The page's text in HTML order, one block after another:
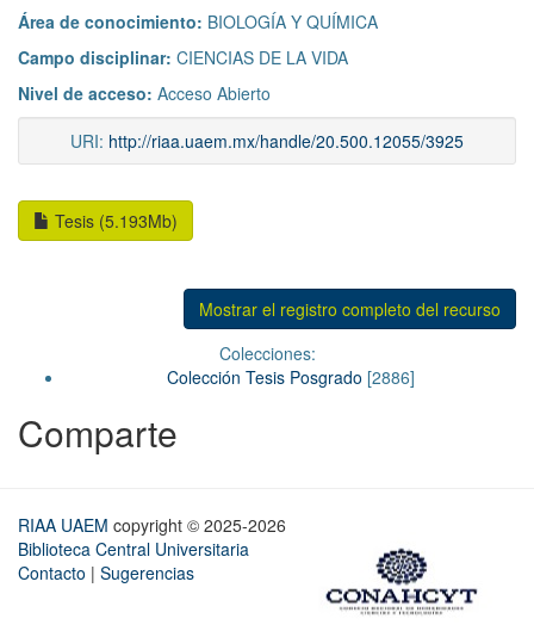
Área de conocimiento: BIOLOGÍA Y QUÍMICA
Campo disciplinar: CIENCIAS DE LA VIDA
Nivel de acceso: Acceso Abierto
URI: http://riaa.uaem.mx/handle/20.500.12055/3925
Tesis (5.193Mb)
Mostrar el registro completo del recurso
Colecciones:
Colección Tesis Posgrado [2886]
Comparte
RIAA UAEM copyright © 2025-2026
Biblioteca Central Universitaria
Contacto | Sugerencias